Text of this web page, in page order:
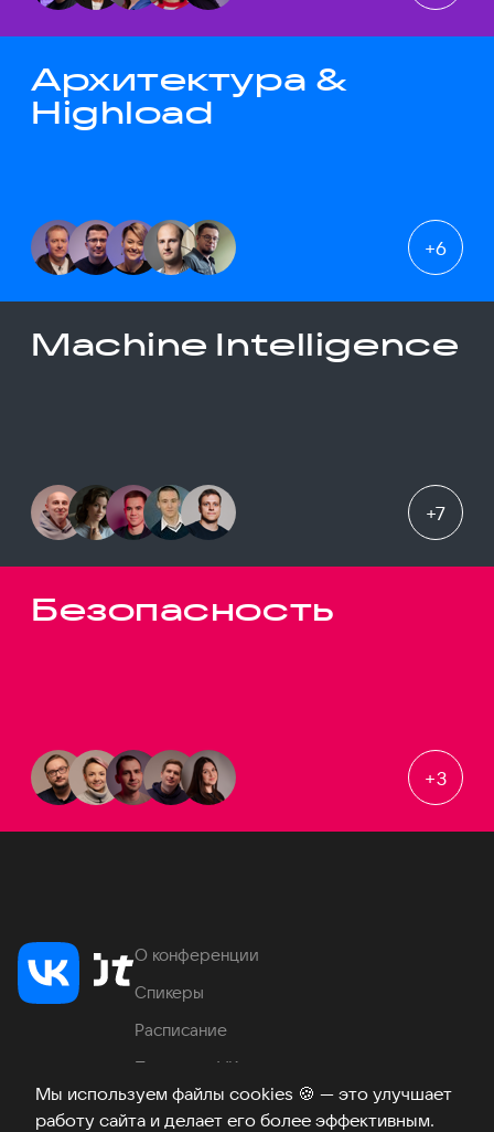
Мы используем файлы cookies 🍪 — это улучшает
работу сайта и делает его более эффективным.
Архитектура &
Highload
+6
Machine Intelligence
+7
Безопасность
+3
О конференции
Спикеры
Расписание
Продукты VK
Место проведения